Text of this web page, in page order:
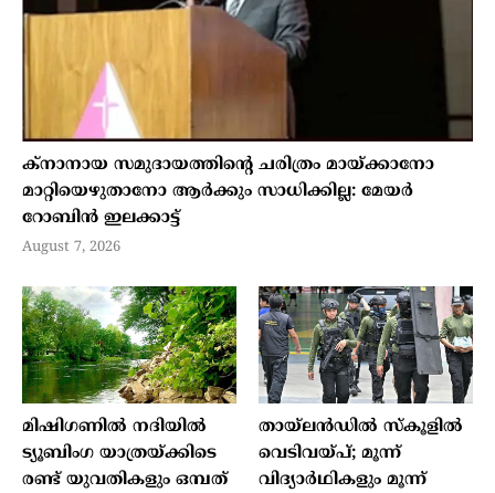
ക്നാനായ സമുദായത്തിന്റെ ചരിത്രം മായ്ക്കാനോ
മാറ്റിയെഴുതാനോ ആർക്കും സാധിക്കില്ല: മേയർ
റോബിൻ ഇലക്കാട്ട്
August 7, 2026
മിഷിഗണില്‍ നദിയില്‍
ട്യൂബിംഗ യാത്രയ്ക്കിടെ
രണ്ട് യുവതികളും ഒമ്പത്
തായ്ലന്‍ഡില്‍ സ്‌കൂളില്‍
വെടിവയ്പ്; മൂന്ന്
വിദ്യാര്‍ഥികളും മൂന്ന്